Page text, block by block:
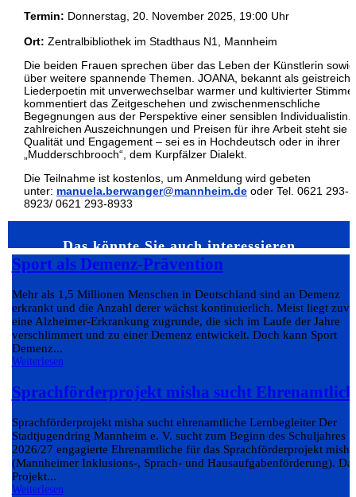
Termin: Donnerstag, 20. November 2025, 19:00 Uhr
Ort: Zentralbibliothek im Stadthaus N1, Mannheim
Die beiden Frauen sprechen über das Leben der Künstlerin sowie
über weitere spannende Themen. JOANA, bekannt als geistreiche
Liederpoetin mit unverwechselbar warmer und kultivierter Stimme,
kommentiert das Zeitgeschehen und zwischenmenschliche
Begegnungen aus der Perspektive einer sensiblen Individualistin.
zahlreichen Auszeichnungen und Preisen für ihre Arbeit steht sie
Qualität und Engagement – sei es in Hochdeutsch oder in ihrer
„Mudderschbrooch“, dem Kurpfälzer Dialekt.
Die Teilnahme ist kostenlos, um Anmeldung wird gebeten
unter: manuela.berwanger@mannheim.de oder Tel. 0621 293-
8923/ 0621 293-8933
Das könnte Sie auch interessieren…
Sport als Demenz-Prävention
Mehr als 1,5 Millionen Menschen in Deutschland sind an Demenz
erkrankt und die Anzahl derer wächst kontinuierlich. Meist liegt
eine Alzheimer-Erkrankung zugrunde, die sich im Laufe der Jahre
verschlimmert und zu einer Demenz entwickelt. Doch kann Sport
Demenz...
Weiterlesen
Sprachförderprojekt misha sucht
Sprachförderprojekt misha sucht ehrenamtliche Lernbegleiter Der
Stadtjugendring Mannheim e. V. sucht zum Beginn des Schuljahres
2026/27 engagierte Ehrenamtliche für das Sprachförderprojekt misha
(Mannheimer Inklusions-, Sprach- und Hausaufgabenförderung).
Projekt...
Weiterlesen